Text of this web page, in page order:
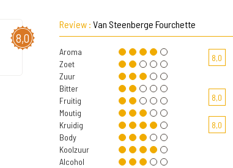
8,0
Review : Van Steenberge Fourchette
Aroma
Zoet
Zuur
Bitter
Fruitig
Moutig
Kruidig
Body
Koolzuur
Alcohol
8,0
8,0
8,0